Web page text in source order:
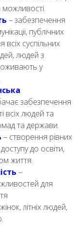
– забезпечення
публічних
всіх суспільних
людей з
у
забезпечення
всіх людей та
та держави.
– створення рівних
до освіти,
життя.
–
для
літніх людей,